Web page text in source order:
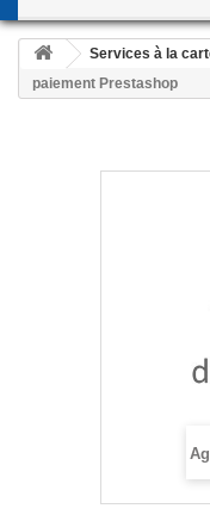
Services à la
paiement Prestashop